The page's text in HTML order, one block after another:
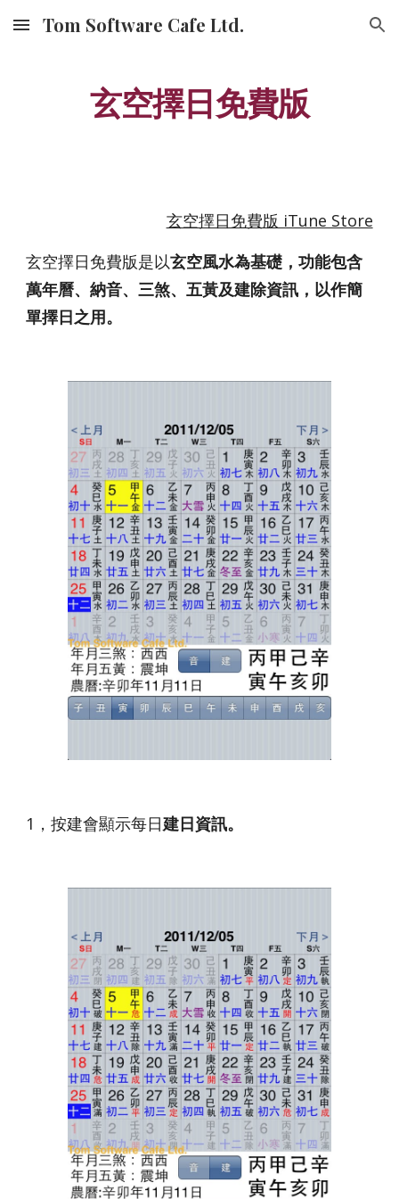
Skip to main content Skip to navigation
Tom Software Cafe Ltd.
玄空擇日免費版
玄空擇日免費版 iTune Store
玄空擇日免費版是以玄空風水為基礎，功能包含
萬年曆、納音、三煞、五黃及建除資訊，以作簡
單擇日之用。
1，按建會顯示每日建日資訊。